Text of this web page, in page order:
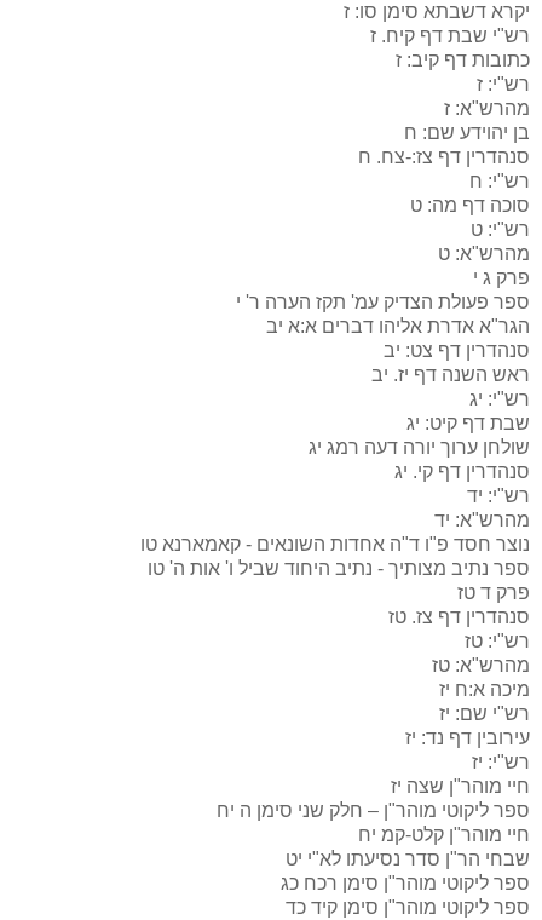
יקרא דשבתא סימן סו: ז
רש"י שבת דף קיח. ז
כתובות דף קיב: ז
רש"י: ז
מהרש"א: ז
בן יהוידע שם: ח
סנהדרין דף צז:-צח. ח
רש"י: ח
סוכה דף מה: ט
רש"י: ט
מהרש"א: ט
פרק ג י
ספר פעולת הצדיק עמ' תקז הערה ר' י
הגר"א אדרת אליהו דברים א:א יב
סנהדרין דף צט: יב
ראש השנה דף יז. יב
רש"י: יג
שבת דף קיט: יג
שולחן ערוך יורה דעה רמג יג
סנהדרין דף קי. יג
רש"י: יד
מהרש"א: יד
נוצר חסד פ"ו ד"ה אחדות השונאים - קאמארנא טו
ספר נתיב מצותיך - נתיב היחוד שביל ו' אות ה' טו
פרק ד טז
סנהדרין דף צז. טז
רש"י: טז
מהרש"א: טז
מיכה א:ח יז
רש"י שם: יז
עירובין דף נד: יז
רש"י: יז
חיי מוהר"ן שצה יז
ספר ליקוטי מוהר"ן – חלק שני סימן ה יח
חיי מוהר"ן קלט-קמ יח
שבחי הר"ן סדר נסיעתו לא"י יט
ספר ליקוטי מוהר"ן סימן רכח כג
ספר ליקוטי מוהר"ן סימן קיד כד